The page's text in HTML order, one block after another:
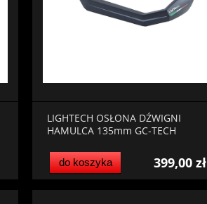
LIGHTECH OSŁONA DŹWIGNI
HAMULCA 135mm GC-TECH
399,00 zł
do koszyka